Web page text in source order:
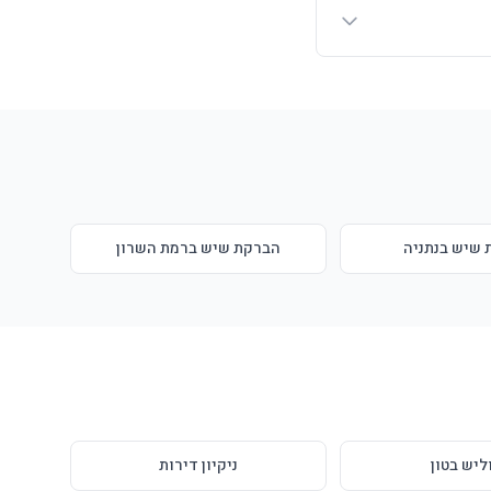
שיש בנתניה הברקת שיש ברמת השרון
בטון ניקיון דירות